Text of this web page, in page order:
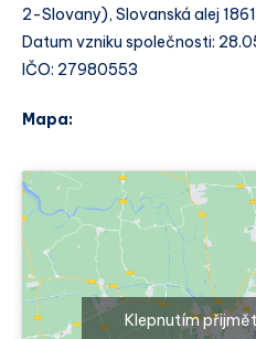
2-Slovany), Slovanská alej
Datum vzniku společnosti:
IČO: 27980553
Mapa:
Klepnutím